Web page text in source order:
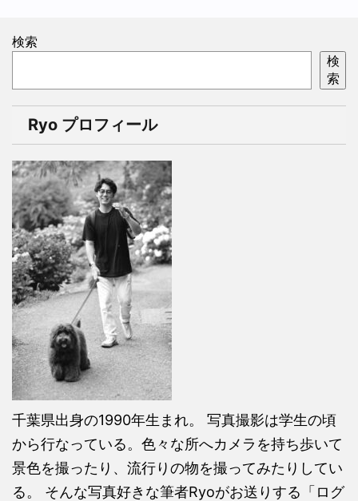
検索
検
索
Ryo プロフィール
千葉県出身の1990年生まれ。 写真撮影は学生の頃
から行なっている。色々な所へカメラを持ち歩いて
景色を撮ったり、流行りの物を撮ってみたりしてい
る。 そんな写真好きな筆者Ryoがお送りする「ログ